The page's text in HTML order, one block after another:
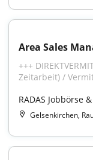
Area Sales
+++
Zeitarbeit) /
RADAS Jobbörse
Gelsenkirchen,